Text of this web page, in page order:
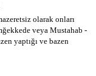
olarak onları
veya Mustahab -
yaptığı ve bazen